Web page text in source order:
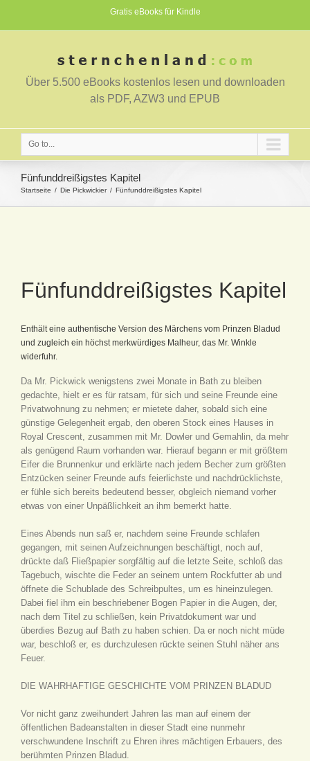
Gratis eBooks für Kindle
Über 5.500 eBooks kostenlos lesen und downloaden
als PDF, AZW3 und EPUB
Go to...
Fünfunddreißigstes Kapitel
Startseite Die Pickwickier Fünfunddreißigstes Kapitel
Fünfunddreißigstes Kapitel
Enthält eine authentische Version des Märchens vom Prinzen Bladud
und zugleich ein höchst merkwürdiges Malheur, das Mr. Winkle
widerfuhr.
Da Mr. Pickwick wenigstens zwei Monate in Bath zu bleiben
gedachte, hielt er es für ratsam, für sich und seine Freunde eine
Privatwohnung zu nehmen; er mietete daher, sobald sich eine
günstige Gelegenheit ergab, den oberen Stock eines Hauses in
Royal Crescent, zusammen mit Mr. Dowler und Gemahlin, da mehr
als genügend Raum vorhanden war. Hierauf begann er mit größtem
Eifer die Brunnenkur und erklärte nach jedem Becher zum größten
Entzücken seiner Freunde aufs feierlichste und nachdrücklichste,
er fühle sich bereits bedeutend besser, obgleich niemand vorher
etwas von einer Unpäßlichkeit an ihm bemerkt hatte.
Eines Abends nun saß er, nachdem seine Freunde schlafen
gegangen, mit seinen Aufzeichnungen beschäftigt, noch auf,
drückte daß Fließpapier sorgfältig auf die letzte Seite, schloß das
Tagebuch, wischte die Feder an seinem untern Rockfutter ab und
öffnete die Schublade des Schreibpultes, um es hineinzulegen.
Dabei fiel ihm ein beschriebener Bogen Papier in die Augen, der,
nach dem Titel zu schließen, kein Privatdokument war und
überdies Bezug auf Bath zu haben schien. Da er noch nicht müde
war, beschloß er, es durchzulesen rückte seinen Stuhl näher ans
Feuer.
DIE WAHRHAFTIGE GESCHICHTE VOM PRINZEN BLADUD
Vor nicht ganz zweihundert Jahren las man auf einem der
öffentlichen Badeanstalten in dieser Stadt eine nunmehr
verschwundene Inschrift zu Ehren ihres mächtigen Erbauers, des
berühmten Prinzen Bladud.